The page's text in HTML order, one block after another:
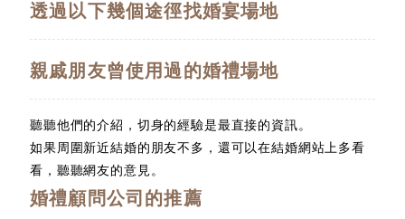
透過以下幾個途徑找婚宴場地
親戚朋友曾使用過的婚禮場地
聽聽他們的介紹，切身的經驗是最直接的資訊。
如果周圍新近結婚的朋友不多，還可以在結婚網站上多看
看，聽聽網友的意見。
婚禮顧問公司的推薦